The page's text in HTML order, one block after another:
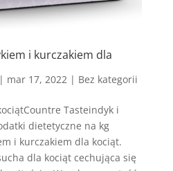
i kurczakiem dla
| mar 17, 2022| Bez kategorii
Tasteindyk i
dietetyczne na kg
i kurczakiem dla kociąt.
dla kociąt cechująca się